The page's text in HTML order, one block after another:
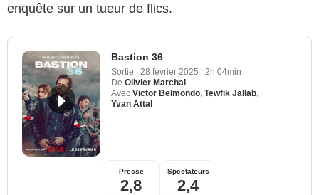
enquête sur un tueur de flics.
Bastion 36
Sortie : 28 février 2025 | 2h 04min
De Olivier Marchal
Avec Victor Belmondo Tewfik Jallab
Yvan Attal
Presse
2,8
Spectateurs
2,4